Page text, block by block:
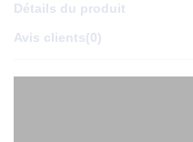
Détails du produit
Avis clients(0)